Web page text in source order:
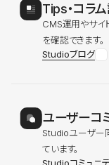
Tips・コラ
CMS運用やサイ
を確認できます。
Studioブログ
ユーザーコ
Studioユーザー
ています。
Studioコミュニ